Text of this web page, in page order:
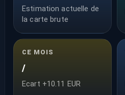
Estimation actuelle de
la carte brute
CE MOIS
/
Ecart +10.11 EUR